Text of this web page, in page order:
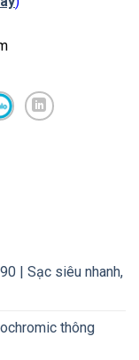
| Sạc siêu nhanh,
thông